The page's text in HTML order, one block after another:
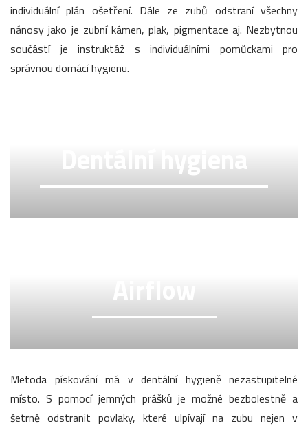
individuální plán ošetření. Dále ze zubů odstraní všechny
nánosy jako je zubní kámen, plak, pigmentace aj. Nezbytnou
součástí je instruktáž s individuálními pomůckami pro
správnou domácí hygienu.
Dentální hygiena
Airflow
Metoda pískování má v dentální hygieně nezastupitelné
místo. S pomocí jemných prášků je možné bezbolestně a
šetrně odstranit povlaky, které ulpívají na zubu nejen v